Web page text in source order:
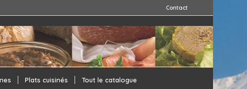
Contact
Plats cuisinés Tout le catalogue